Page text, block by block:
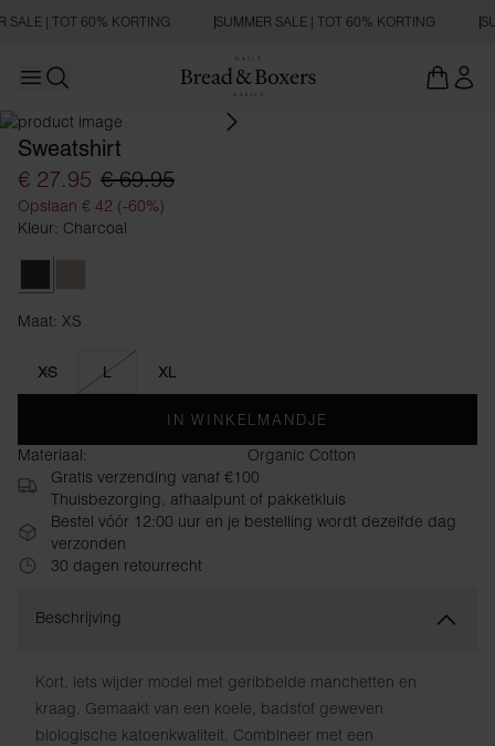
SALE | TOT 60% KORTING SUMMER SALE | TOT 60% KORTING
Open main menu
Sweatshirt
€ 27.95 € 69.95
Opslaan € 42 (-60%)
Kleur: Charcoal
Maat: XS
XS L XL
IN WINKELMANDJE
Materiaal:
Organic Cotton
Gratis verzending vanaf €100
Thuisbezorging, afhaalpunt of pakketkluis
Bestel vóór 12:00 uur en je bestelling wordt dezelfde dag
verzonden
30 dagen retourrecht
Beschrijving
Kort, iets wijder model met geribbelde manchetten en
kraag. Gemaakt van een koele, badstof geweven
biologische katoenkwaliteit. Combineer met een